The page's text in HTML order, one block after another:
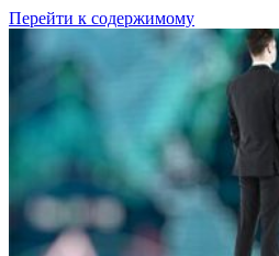
Перейти к содержимому